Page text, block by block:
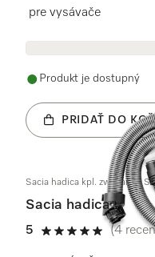
pre vysávače
Produkt je dostupný
PRIDAŤ DO
Sacia hadica kpl. zweifarbig
Sacia hadica
5
5 / 5
(4